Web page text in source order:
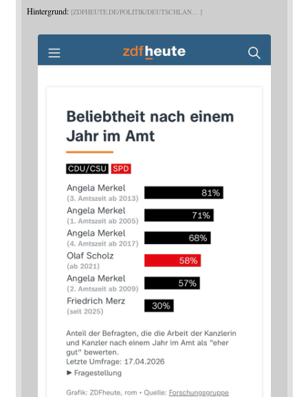
Hintergrund: ZDFHEUTE.DE/POLITIK/DEUTSCHLAN